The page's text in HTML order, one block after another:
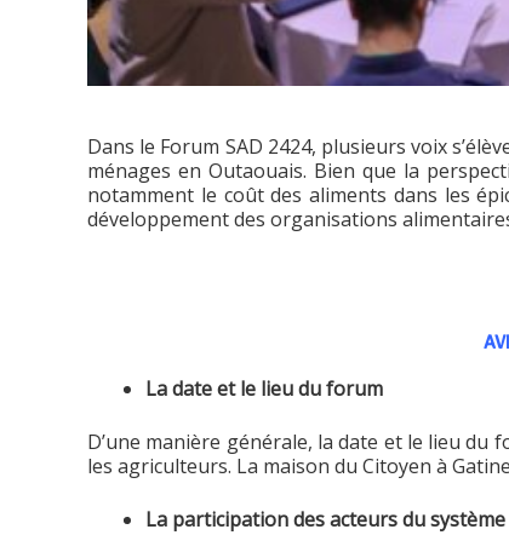
Dans le Forum SAD 2424, plusieurs voix
ménages en Outaouais. Bien que la
notamment le coût des aliments dans les
développement des organisations
La date et le lieu du forum
D’une manière générale, la date et le lieu
les agriculteurs. La maison du Citoyen à
La participation des acteurs du